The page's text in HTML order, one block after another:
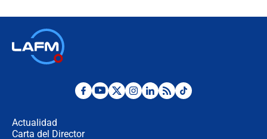
Desde dermatitis hasta infecciones:
Actualidad
Carta del Director